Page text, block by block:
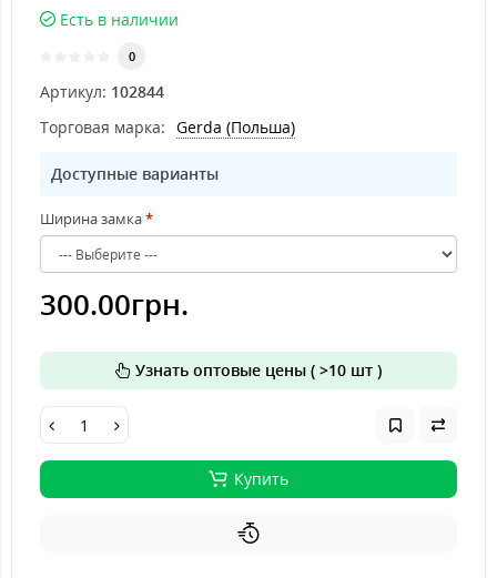
Есть в наличии
0
Артикул: 102844
Торговая марка: Gerda (Польша)
Доступные варианты
Ширина замка
300.00грн.
Узнать оптовые цены ( >10 шт )
Купить